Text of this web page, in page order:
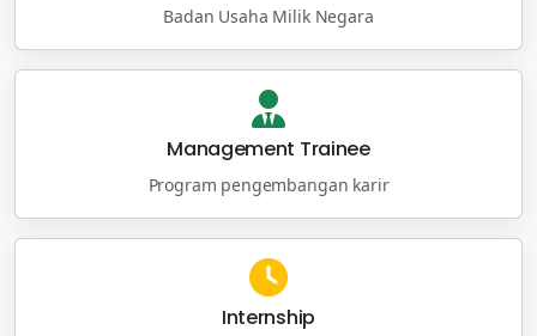
Badan Usaha Milik Negara
Management Trainee
Program pengembangan karir
Internship